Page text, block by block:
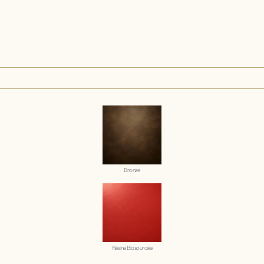
Bronze
Résine Biosourcée